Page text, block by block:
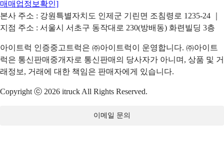
매매업정보확인]
본사 주소 : 강원특별자치도 인제군 기린면 조침령로 1235-24 ｜
지점 주소 : 서울시 서초구 동작대로 230(방배동) 화련빌딩 3층
아이트럭 인증중고트럭은 ㈜아이트럭이 운영합니다. ㈜아이트
럭은 통신판매중개자로 통신판매의 당사자가 아니며, 상품 및 거
래정보, 거래에 대한 책임은 판매자에게 있습니다.
Copyright ⓒ 2026 itruck All Rights Reserved.
이메일 문의